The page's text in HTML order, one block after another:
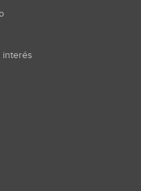
interés